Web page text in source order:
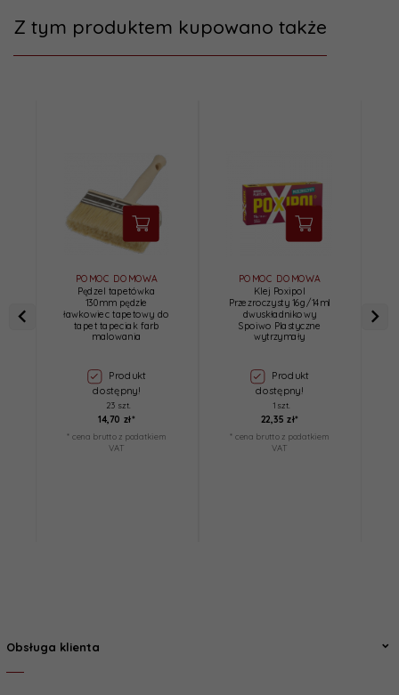
Z tym produktem kupowano także
POMOC DOMOWA
Pędzel tapetówka
130mm pędzle
ławkowiec tapetowy do
tapet tapeciak farb
malowania
Produkt
dostępny!
23 szt.
14,70 zł*
* cena brutto z podatkiem
VAT
POMOC DOMOWA
Klej Poxipol
Przezroczysty 16g/14ml
dwuskładnikowy
Spoiwo Plastyczne
wytrzymały
Produkt
dostępny!
1 szt.
22,35 zł*
* cena brutto z podatkiem
VAT
Obsługa klienta